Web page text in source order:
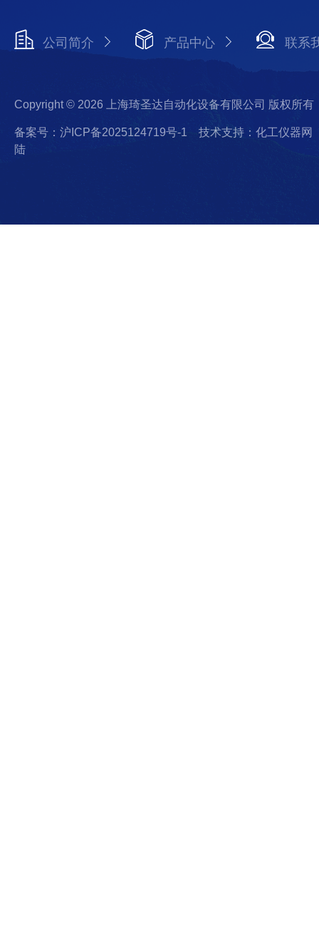
公司简介 产品中心 联系
Copyright © 2026 上海琦圣达自动化设备有限公司 版权所有
备案号：沪ICP备2025124719号-1
技术支持：化工仪器网
陆